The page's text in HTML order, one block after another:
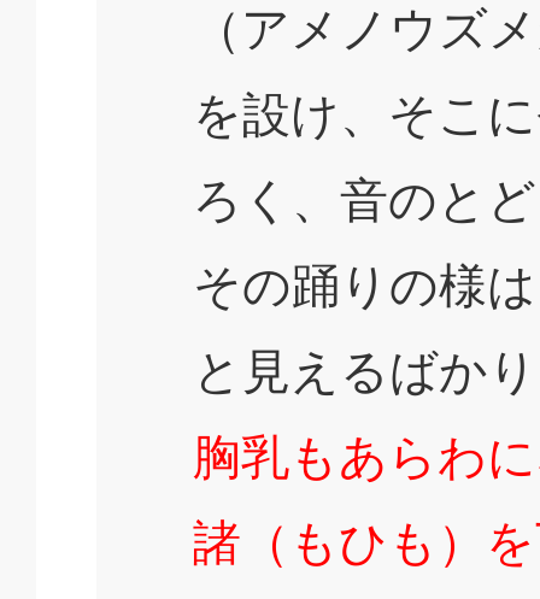
（アメノウズ
を設け、そこ
ろく、音のと
その踊りの様
と見えるばか
胸乳もあらわ
諸（もひも）